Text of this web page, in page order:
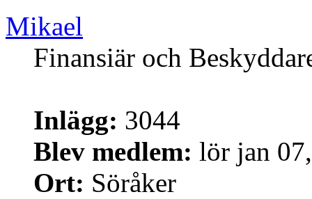
Mikael
Finansiär och
Inlägg: 3044
Blev medlem: lör jan
Ort: Söråker